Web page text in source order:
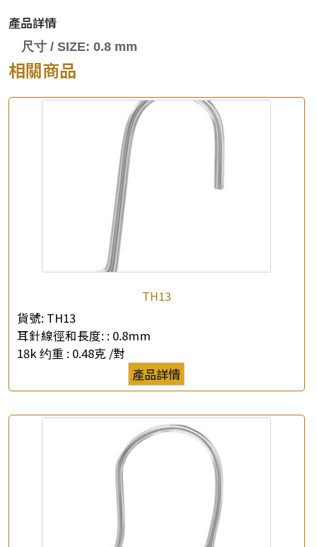
×
公司名稱
查詢以下產品
產品詳情
尺寸 / SIZE: 0.8 mm
相關商品
TH13
貨號: TH13
耳針線徑和長度: : 0.8mm
18k 约重 : 0.48克 /對
產品詳情